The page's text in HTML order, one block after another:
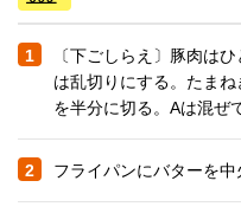
1
〔下ごしらえ〕豚肉は
は乱切りにする。たま
を半分に切る。Aは混ぜ
2 フライパンにバターを中